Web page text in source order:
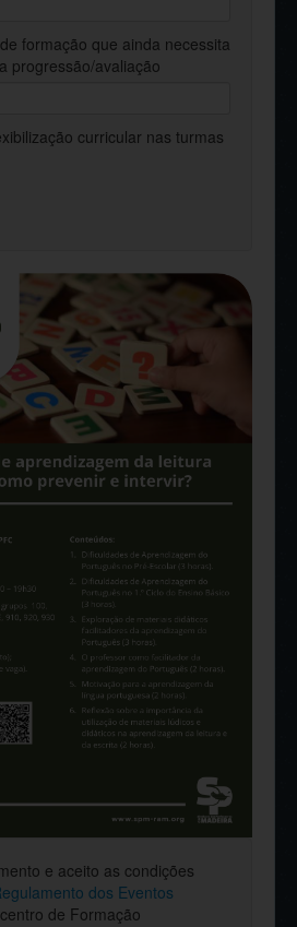
formação que ainda necessita
progressão/avaliação
curricular nas turmas
e aceito as condições
dos Eventos
de Formação